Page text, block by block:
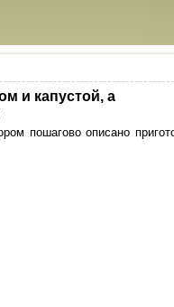
и капустой, а
пошагово описано